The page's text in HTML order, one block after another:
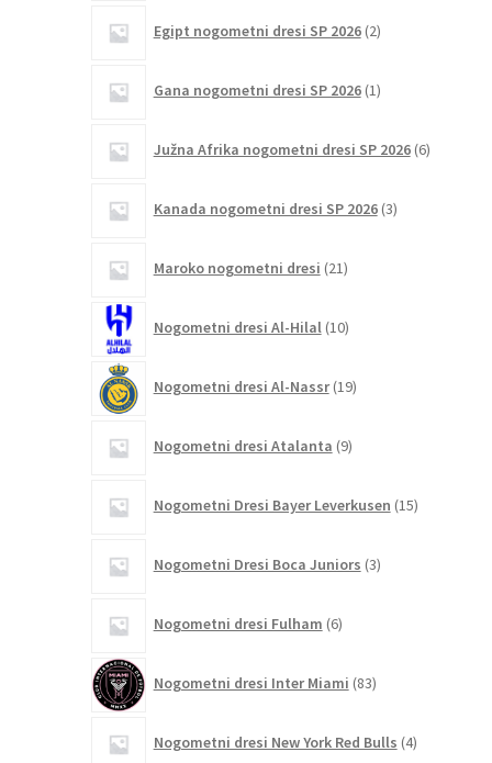
Egipt nogometni dresi SP 2026 2izdelka
Gana nogometni dresi SP 2026 1izdelek
Južna Afrika nogometni dresi SP 2026 6izdelkov
Kanada nogometni dresi SP 2026 3izdelki
Maroko nogometni dresi 21izdelkov
Nogometni dresi Al-Hilal 10izdelkov
Nogometni dresi Al-Nassr 19izdelkov
Nogometni dresi Atalanta 9izdelkov
Nogometni Dresi Bayer Leverkusen 15izdelkov
Nogometni Dresi Boca Juniors 3izdelki
Nogometni dresi Fulham 6izdelkov
Nogometni dresi Inter Miami 83izdelkov
Nogometni dresi New York Red Bulls 4izdelki